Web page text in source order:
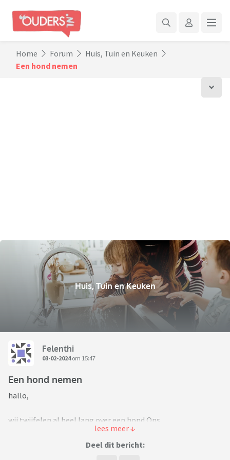
Home Forum
Huis, Tuin en Keuken
Een hond nemen
Huis, Tuin en Keuken
Felenthi
03-02-2024om 15:47
Een hond nemen
hallo,
wij twijfelen al heel lang over een hond.Ons
(samengesteld)gezin heeft iets positiefs nodig na heel wat
jaren van pubertroubles.Ik hou van wandelen en ga vaak
Deel dit bericht: